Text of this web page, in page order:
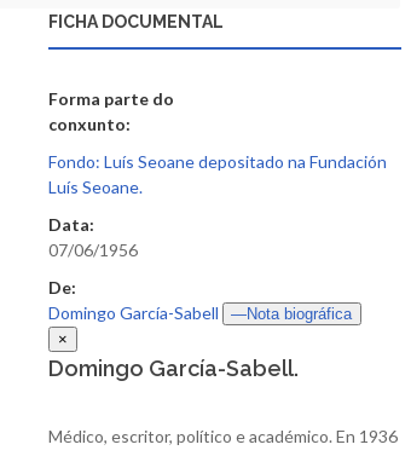
FICHA DOCUMENTAL
Forma parte do
conxunto:
Fondo: Luís Seoane depositado na Fundación
Luís Seoane.
Data:
07/06/1956
De:
Domingo García-Sabell
—Nota biográfica
×
Domingo García-Sabell.
Médico, escritor, político e académico. En 1936